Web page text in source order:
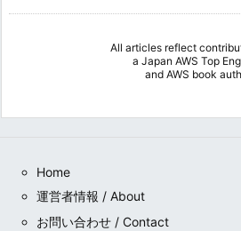
All articles reflect
a Japan AWS Top
and AWS book
Home
運営者情報 / About
お問い合わせ / Contact